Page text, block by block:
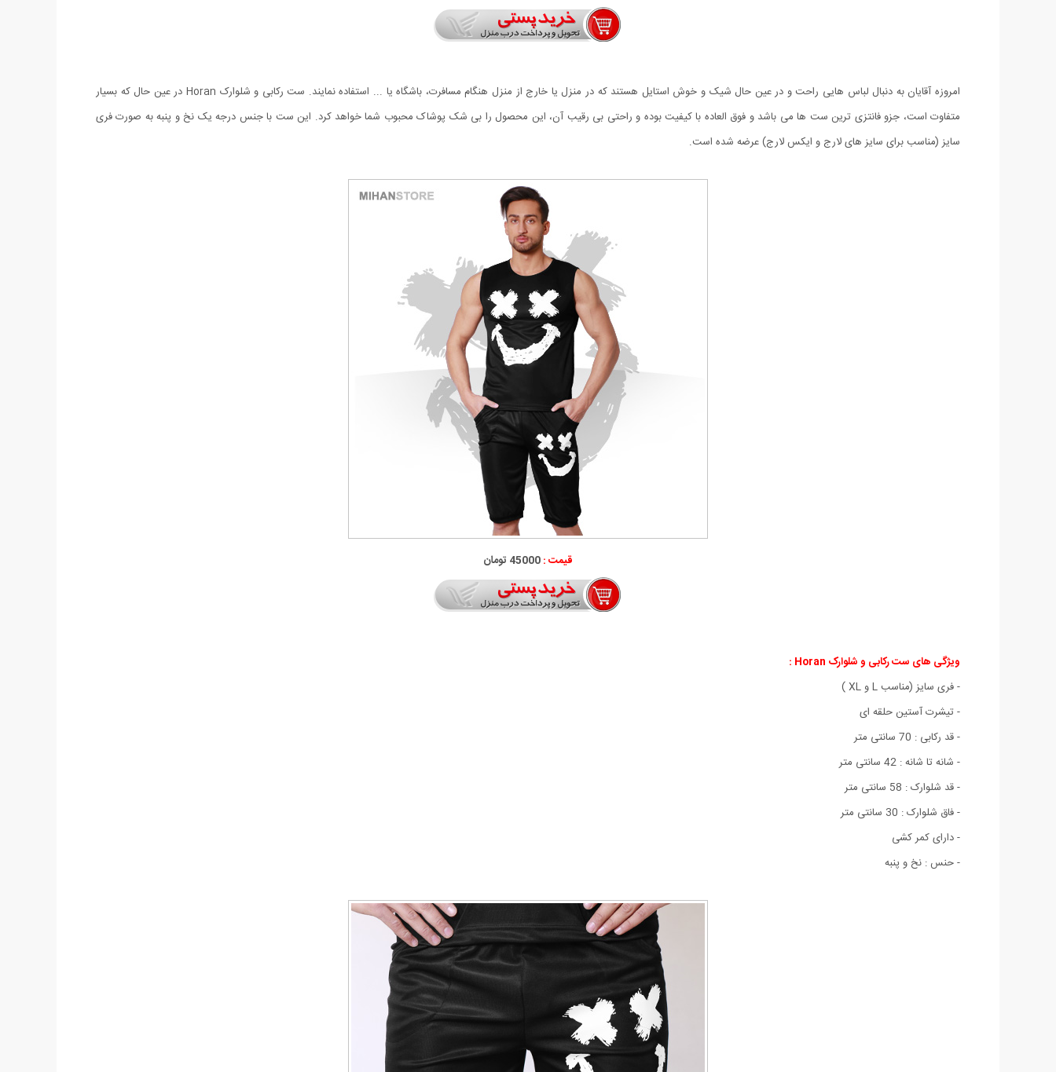
امروزه آقایان به دنبال لباس هایی راحت و در عین حال شیک و خوش استایل هستند که در منزل یا خارج از منزل هنگام مسافرت، باشگاه یا ... استفاده نمایند. ست رکابی و شلوارک Horan در عین حال که بسیار
متفاوت است، جزو فانتزی ترین ست ها می باشد و فوق العاده با کیفیت بوده و راحتی بی رقیب آن، این محصول را بی شک پوشاک محبوب شما خواهد کرد. این ست با جنس درجه یک نخ و پنبه به صورت فری
سایز (مناسب برای سایز های لارج و ایکس لارج) عرضه شده است.
قیمت :45000 تومان
ویژگی های ست رکابی و شلوارک Horan :
- فری سایز (مناسب L و XL )
- تیشرت آستین حلقه ای
- قد رکابی : 70 سانتی متر
- شانه تا شانه : 42 سانتی متر
- قد شلوارک : 58 سانتی متر
- فاق شلوارک : 30 سانتی متر
- دارای کمر کشی
- حنس : نخ و پنبه